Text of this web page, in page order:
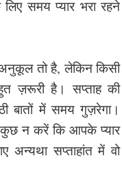
समय प्यार भरा रहने
तो है, लेकिन किसी
ज़रूरी है। सप्ताह की
बातों में समय गुज़रेगा।
कुछ न करें कि आपके प्यार
सप्ताहांत में वो